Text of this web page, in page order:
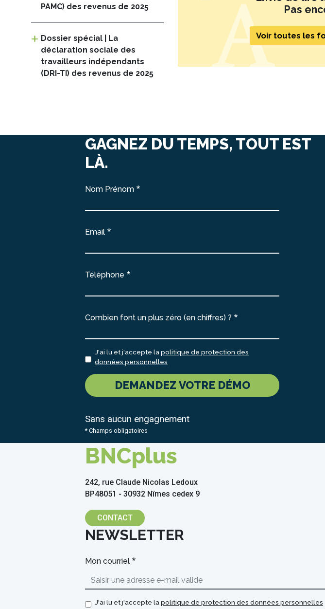
Pas
Voir toutes les
PAMC) des revenus de 2025
Dossier spécial | La
déclaration sociale des
travailleurs indépendants
(DRI-TI) des revenus de 2025
GAGNEZ DU TEMPS, TOUT EST
LÀ.
Nom Prénom
Email
Téléphone
Combien font un plus zéro (en chiffres) ?
J'ai lu et j'accepte la politique de protection des
données personnelles
DEMANDEZ VOTRE DÉMO
Sans aucun engagnement
* Champs obligatoires
BNCplus
242, rue Claude Nicolas Ledoux
BP48051 - 30932 Nîmes cedex 9
CONTACT
NEWSLETTER
Mon courriel
J'ai lu et j'accepte la politique de protection des données personnelles